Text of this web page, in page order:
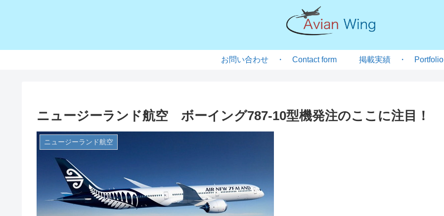
お問い合わせ ・ Contact form 掲載実績 ・ Portfolio
ニュージーランド航空 ボーイング787-10型機発注のここに注目！
ニュージーランド航空